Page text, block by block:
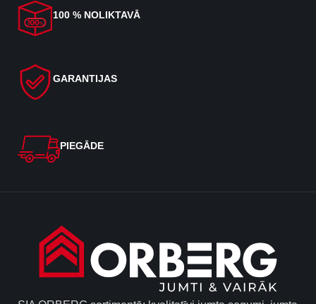
100 % NOLIKTAVĀ
GARANTIJAS
PIEGĀDE